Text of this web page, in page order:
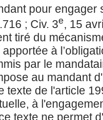
pour engager
; Civ. 3e, 15
tiré du
apportée à
par le
au mandant
texte de l'article
à
texte ne permet